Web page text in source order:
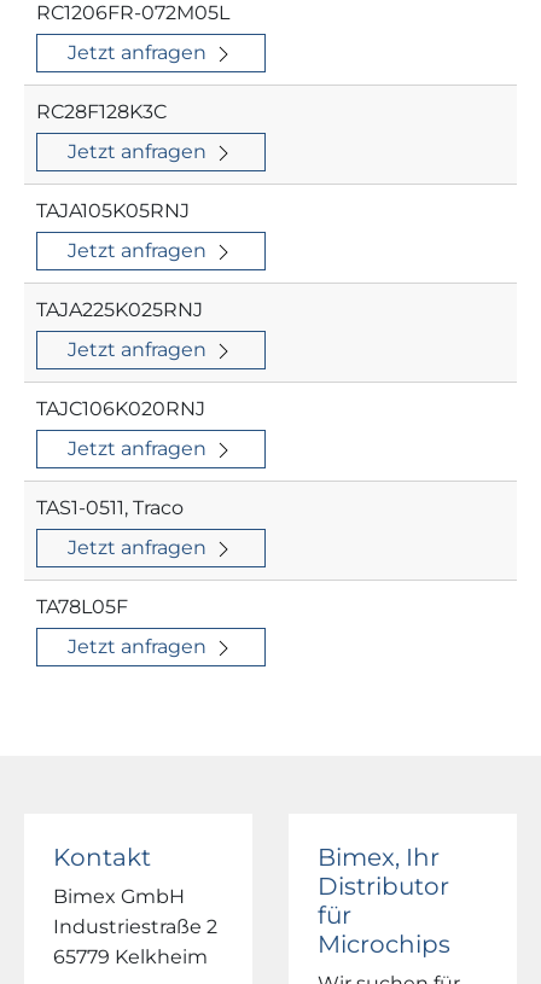
RC1206FR-072M05L
Jetzt anfragen
RC28F128K3C
Jetzt anfragen
TAJA105K05RNJ
Jetzt anfragen
TAJA225K025RNJ
Jetzt anfragen
TAJC106K020RNJ
Jetzt anfragen
TAS1-0511, Traco
Jetzt anfragen
TA78L05F
Jetzt anfragen
Kontakt
Bimex GmbH
Industriestraße 2
65779 Kelkheim
Bimex, Ihr
Distributor
für
Microchips